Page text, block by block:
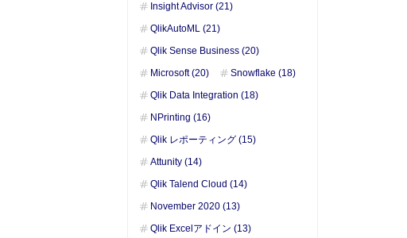
Insight Advisor (21)
QlikAutoML (21)
Qlik Sense Business (20)
Microsoft (20)
Snowflake (18)
Qlik Data Integration (18)
NPrinting (16)
Qlik レポーティング (15)
Attunity (14)
Qlik Talend Cloud (14)
November 2020 (13)
Qlik Excelアドイン (13)